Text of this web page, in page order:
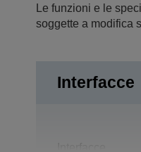
Le funzioni e le
soggette a modifica
Interfacce